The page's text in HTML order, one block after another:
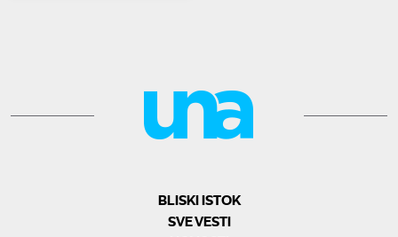
BLISKI ISTOK
SVE VESTI